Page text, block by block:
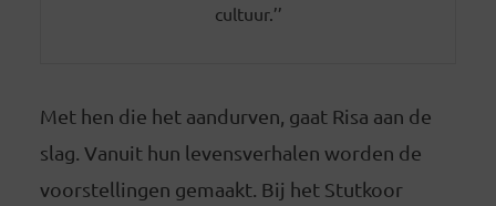
cultuur.’’
Met hen die het aandurven, gaat Risa aan de
slag. Vanuit hun levensverhalen worden de
voorstellingen gemaakt. Bij het Stutkoor